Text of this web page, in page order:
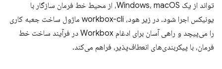
تواند از یک Windows، macOS، از محیط خط فرمان سازگار با
یونیکس اجرا شود. در زیر هود، workbox-cli ماژول ساخت جعبه کاری
را می‌پیچد و راهی آسان برای ادغام Workbox در فرآیند ساخت خط
فرمان، با پیکربندی‌های انعطاف‌پذیر، فراهم می‌کند.